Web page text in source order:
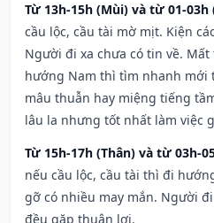
Từ 13h-15h (Mùi) và từ 01-03h
cầu lộc, cầu tài mờ mịt. Kiện
Người đi xa chưa có tin về.
hướng Nam thì tìm nhanh mới
mâu thuẫn hay miệng tiếng
lâu la nhưng tốt nhất làm việc
Từ 15h-17h (Thân) và từ 03h-
nếu cầu lộc, cầu tài thì đi
gỡ có nhiều may mắn. Người
đều gặp thuận lợi.